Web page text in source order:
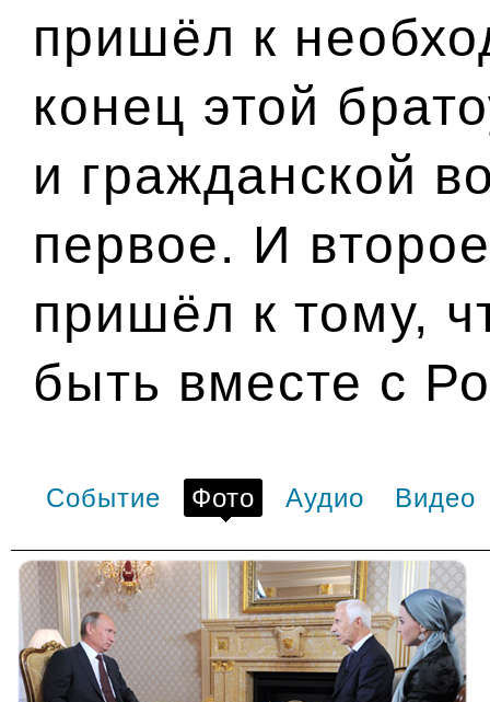
пришёл к
конец этой
и гражданской
первое. И
пришёл к тому,
быть вместе с
Событие Фото Аудио Видео